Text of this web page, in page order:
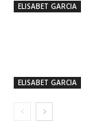
ELISABET GARCIA
ELISABET GARCIA